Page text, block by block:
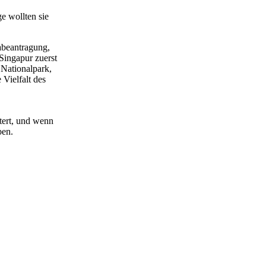
wollten sie
zuerst
Vielfalt des
und wenn